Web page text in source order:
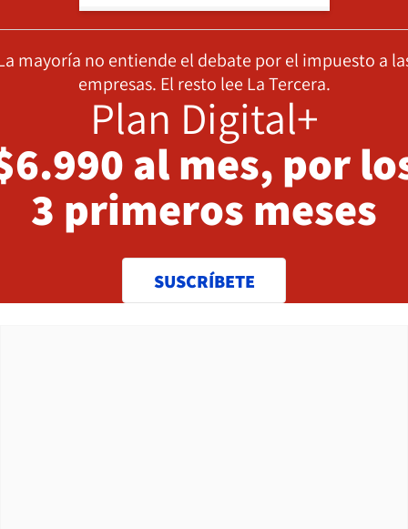
mayoría no entiende el debate por el impuesto a
empresas. El resto lee La Tercera.
Plan Digital+
al mes, por
3 primeros meses
SUSCRÍBETE